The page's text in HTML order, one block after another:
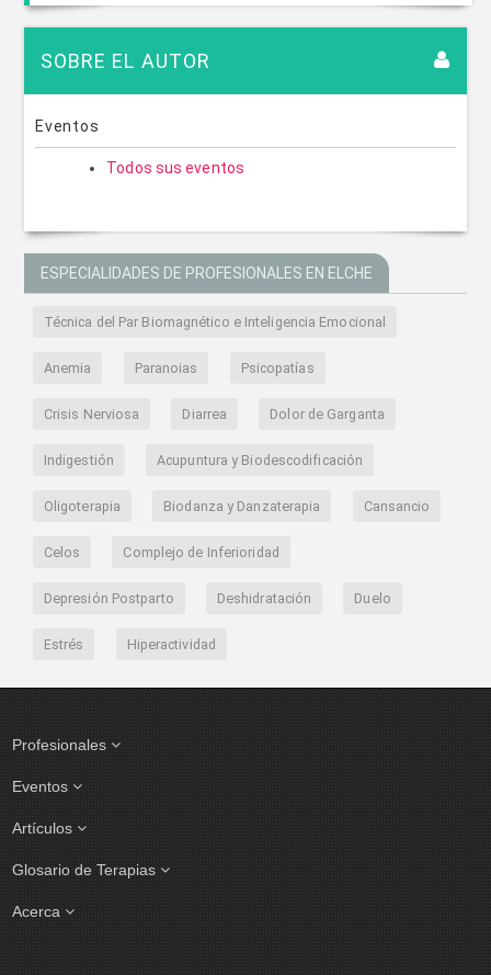
SOBRE EL AUTOR
Eventos
Todos sus eventos
ESPECIALIDADES DE PROFESIONALES EN ELCHE
Técnica del Par Biomagnético e Inteligencia Emocional
Anemia Paranoias Psicopatías
Crisis Nerviosa Diarrea Dolor de Garganta
Indigestión Acupuntura y Biodescodificación
Oligoterapia Biodanza y Danzaterapia Cansancio
Celos Complejo de Inferioridad
Depresión Postparto Deshidratación Duelo
Estrés Hiperactividad
Profesionales
Eventos
Artículos
Glosario de Terapias
Acerca